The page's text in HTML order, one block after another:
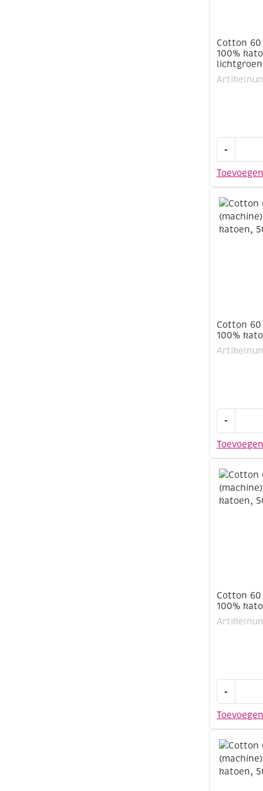
Cotton
100%
lichtgroen
Toevoegen
-
katoen,
500
meter,
lichtgroen
Cotton
100%
Toevoegen
-
katoen,
500
meter,
mint
Cotton
100%
Toevoegen
-
katoen,
500
meter,
taupe